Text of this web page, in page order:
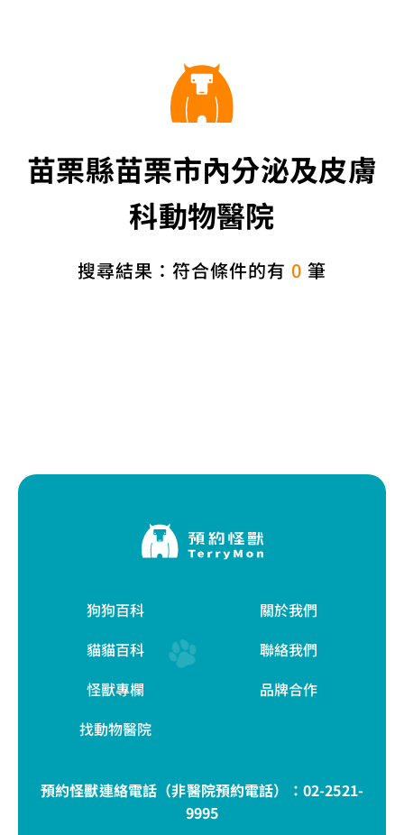
苗栗縣苗栗市內分泌及皮膚
科動物醫院
搜尋結果：符合條件的有 0 筆
狗狗百科
貓貓百科
怪獸專欄
找動物醫院
關於我們
聯絡我們
品牌合作
預約怪獸連絡電話（非醫院預約電話）： 02-2521-
9995